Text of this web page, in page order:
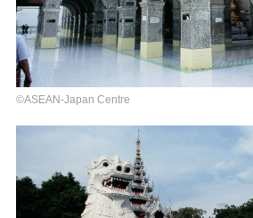
©ASEAN-Japan Centre